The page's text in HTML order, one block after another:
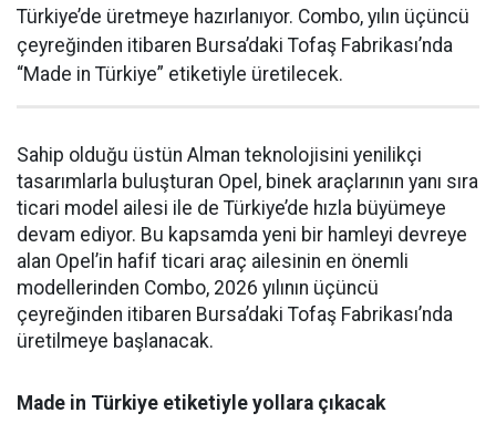
Türkiye’de üretmeye hazırlanıyor. Combo, yılın üçüncü
çeyreğinden itibaren Bursa’daki Tofaş Fabrikası’nda
“Made in Türkiye” etiketiyle üretilecek.
Sahip olduğu üstün Alman teknolojisini yenilikçi
tasarımlarla buluşturan Opel, binek araçlarının yanı sıra
ticari model ailesi ile de Türkiye’de hızla büyümeye
devam ediyor. Bu kapsamda yeni bir hamleyi devreye
alan Opel’in hafif ticari araç ailesinin en önemli
modellerinden Combo, 2026 yılının üçüncü
çeyreğinden itibaren Bursa’daki Tofaş Fabrikası’nda
üretilmeye başlanacak.
Made in Türkiye etiketiyle yollara çıkacak